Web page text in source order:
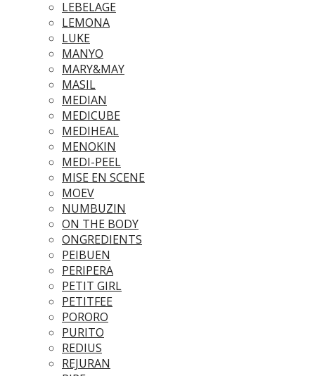
LEBELAGE
LEMONA
LUKE
MANYO
MARY&MAY
MASIL
MEDIAN
MEDICUBE
MEDIHEAL
MENOKIN
MEDI-PEEL
MISE EN SCENE
MOEV
NUMBUZIN
ON THE BODY
ONGREDIENTS
PEIBUEN
PERIPERA
PETIT GIRL
PETITFEE
PORORO
PURITO
REDIUS
REJURAN